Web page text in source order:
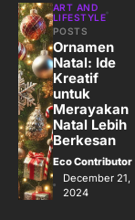
5
ART AND
LIFESTYLE
POSTS
Ornamen
Natal: Ide
Kreatif
untuk
Merayakan
Natal Lebih
Berkesan
Eco Contributor
December 21,
2024